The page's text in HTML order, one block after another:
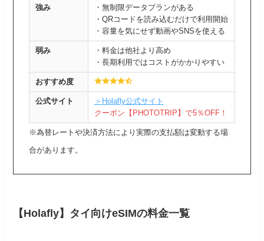
強み
・無制限データプランがある
・QRコードを読み込むだけで利用開始
・容量を気にせず動画やSNSを使える
弱み
・料金は他社より高め
・長期利用ではコストがかかりやすい
おすすめ度
公式サイト
＞Holafly公式サイト
クーポン【PHOTOTRIP 】 で5％OFF！
※為替レートや決済方法により実際の支払額は変動する場
合があります。
【Holafly】タイ向けeSIMの料金一覧